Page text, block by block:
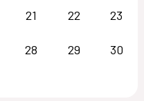
21 22 23
28 29 30